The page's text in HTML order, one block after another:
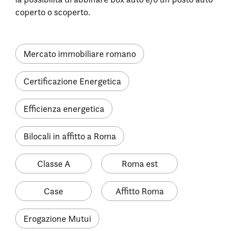
coperto o scoperto.
Mercato immobiliare romano
Certificazione Energetica
Efficienza energetica
Bilocali in affitto a Roma
Classe A Roma est
Case Affitto Roma
Erogazione Mutui